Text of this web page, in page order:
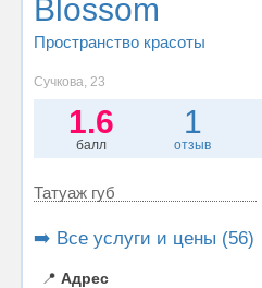
Blossom
Пространство красоты
Сучкова, 23
1.6
балл
1
отзыв
Татуаж губ
➡️ Все услуги и цены (56)
📍 Адрес